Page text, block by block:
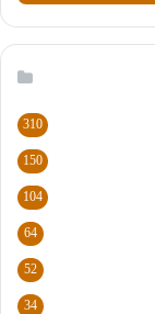
310
150
104
64
52
34